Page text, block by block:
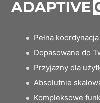
Pełna koordynacja
Dopasowane do
Przyjazny dla
Absolutnie
Kompleksowe